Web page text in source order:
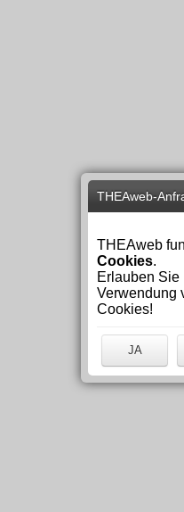
THEAweb-
THEAweb
Cookies.
Erlauben Sie
Verwendung
Cookies!
JA